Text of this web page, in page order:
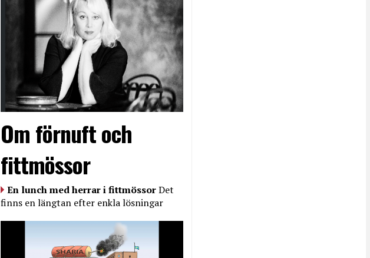
Om förnuft och
fittmössor
En lunch med herrar i fittmössorDet
finns en längtan efter enkla lösningar